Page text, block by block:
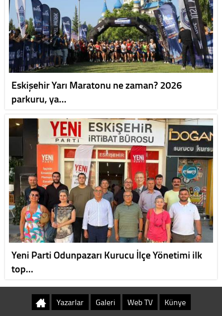
Eskişehir Yarı Maratonu ne zaman? 2026
parkuru, ya…
Yeni Parti Odunpazarı Kurucu İlçe Yönetimi ilk
top…
Yazarlar Galeri Web TV Künye